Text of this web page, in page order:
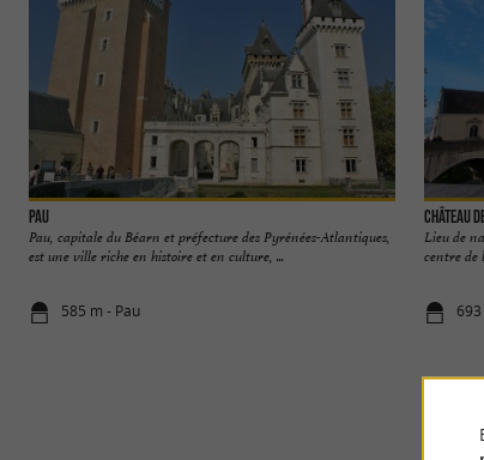
Pau
Pau, capitale du Béarn et préfecture des Pyrénées-Atlantiques,
est une ville riche en histoire et en culture, ...
585 m - Pau
Château
Lieu de
centre de